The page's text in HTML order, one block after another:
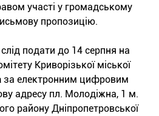
участі у громадському
пропозицію.
подати до 14 серпня на
Криворізької міської
за електронним цифровим
адресу пл. Молодіжна, 1 м.
району Дніпропетровської